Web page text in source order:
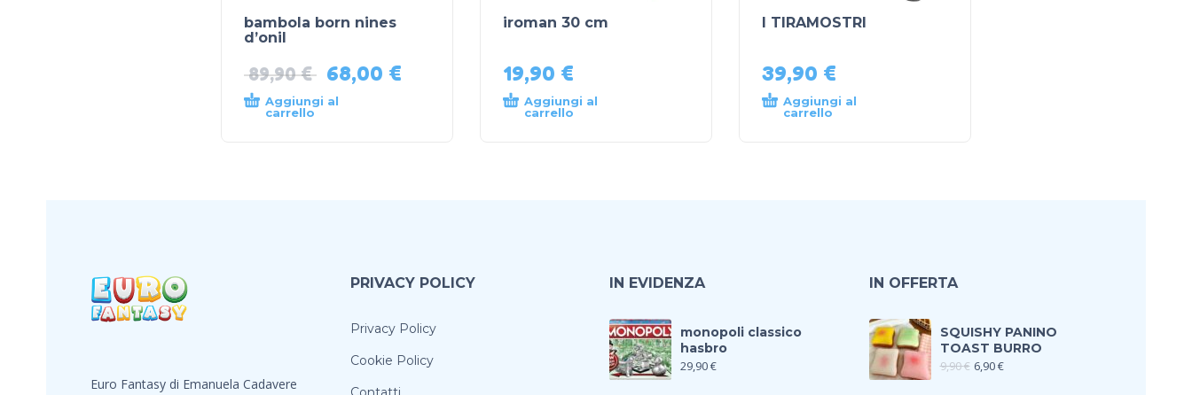
bambola born nines
d’onil
89,90€ 68,00 €
Aggiungi al
carrello
iroman 30 cm
19,90 €
Aggiungi al
carrello
I TIRAMOSTRI
39,90 €
Aggiungi al
carrello
Euro Fantasy di Emanuela Cadavere
PRIVACY POLICY
Privacy Policy
Cookie Policy
IN EVIDENZA
monopoli classico
hasbro
29,90€
IN OFFERTA
SQUISHY PANINO
TOAST BURRO
9,90€ 6,90€